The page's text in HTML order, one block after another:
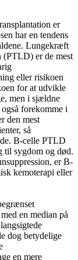
er
har en tendens
Lungekræft
(PTLD) er de mest
eller risikoen
for at udvikle
men i sjældne
forekomme i
den mest
så
B-celle PTLD
til sygdom og død.
er B-
kemoterapi eller
en median på
dog betydelige
en mere